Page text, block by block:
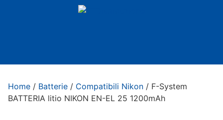
Home / Batterie / Compatibili Nikon / F-System
BATTERIA litio NIKON EN-EL 25 1200mAh